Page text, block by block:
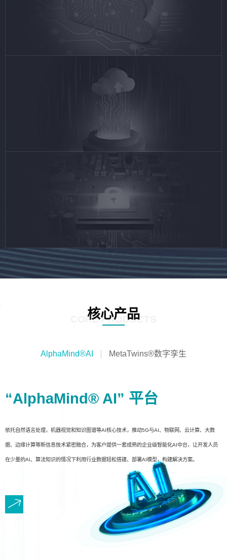
核心产品
CORE PRODUCTS
AlphaMind®AI MetaTwins®数字孪生
“AlphaMind® AI” 平台
依托自然语言处理，机器视觉和知识图谱等AI核心技术，推动5G与AI、物联网、云计算、大数
据、边缘计算等新信息技术紧密融合，为客户提供一套成熟的企业级智能化AI中台，让开发人员
在少量的AI、算法知识的情况下利用行业数据轻松搭建、部署AI模型，构建解决方案。